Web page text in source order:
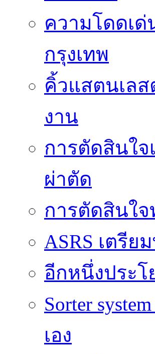
ความโดดเ
กรุงเทพ
คิ้วแสตนเล
งาน
การตัดสินใ
ผ่าตัด
การตัดสินใจ
ASRS เตรี
อีกหนึ่งประโ
Sorter
เอง